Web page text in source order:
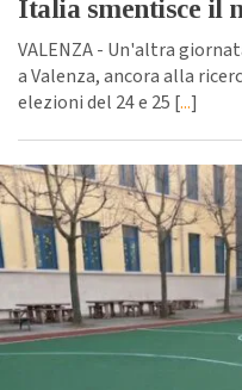
Italia smentisce il
VALENZA - Un'altra
a Valenza, ancora alla
elezioni del 24 e 25 [...]